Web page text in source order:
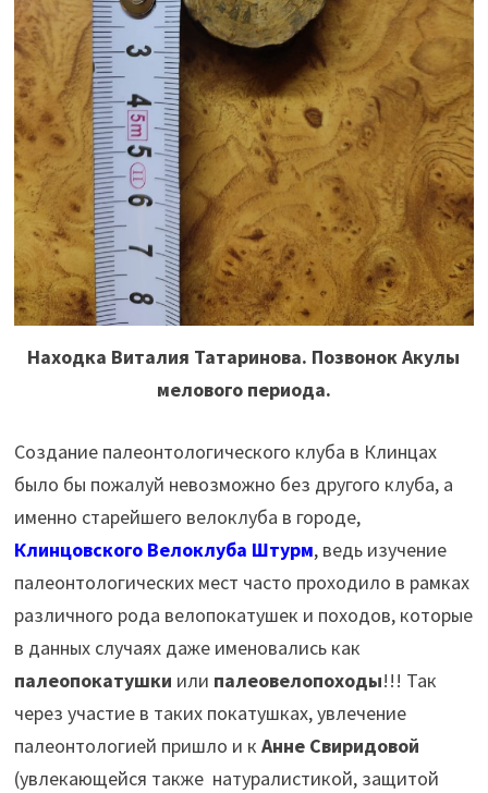
Находка Виталия Татаринова. Позвонок Акулы
мелового периода.
Создание палеонтологического клуба в Клинцах
было бы пожалуй невозможно без другого клуба, а
именно старейшего велоклуба в городе,
Клинцовского Велоклуба Штурм,ведь изучение
палеонтологических мест часто проходило в рамках
различного рода велопокатушек и походов, которые
в данных случаях даже именовались как
палеопокатушки или палеовелопоходы!!! Так
через участие в таких покатушках, увлечение
палеонтологией пришло и к Анне Свиридовой
(увлекающейся также натуралистикой, защитой